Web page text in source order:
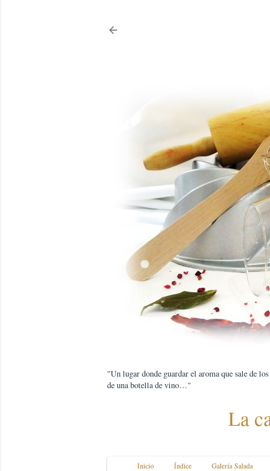
"Un lugar donde guardar el aroma que sale de
de una botella de vino…"
La
Inicio Índice Galería Salada